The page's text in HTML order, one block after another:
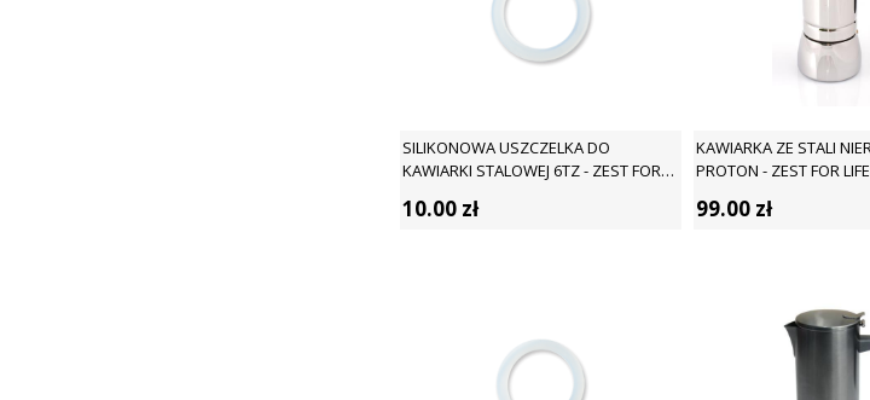
SILIKONOWA USZCZELKA DO
KAWIARKI STALOWEJ 6TZ - ZEST FOR
10.00 zł
KAWIARKA ZE STALI
PROTON - ZEST FOR LIFE
99.00 zł